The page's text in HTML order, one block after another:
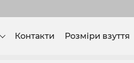
Контакти Розміри взуття